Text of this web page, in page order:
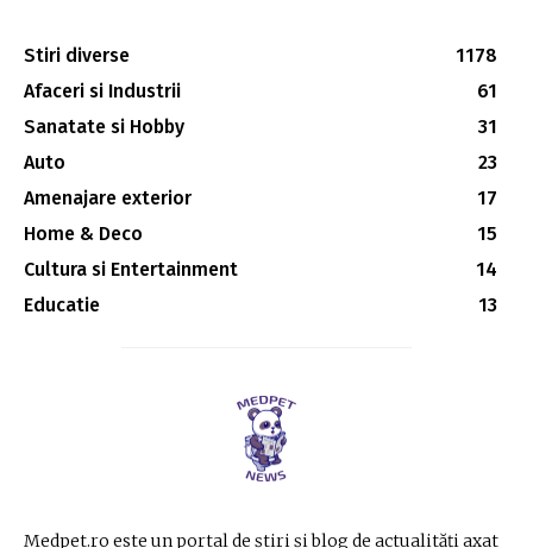
Stiri diverse
1178
Afaceri si Industrii
61
Sanatate si Hobby
31
Auto
23
Amenajare exterior
17
Home & Deco
15
Cultura si Entertainment
14
Educatie
13
Medpet.ro este un portal de știri și blog de actualități axat